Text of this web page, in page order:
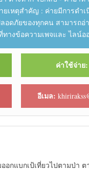
เหตุ​สำคัญ​ : ค่ายมีการดำเ
อดภัยของทุกคน สามารถ
งข้อความ​เพจ​และ​ ไลน์​ออ
ค่าใช้จ่าย:
อีเมล:
อกแบกเป้เที่ยวไปตามป่า